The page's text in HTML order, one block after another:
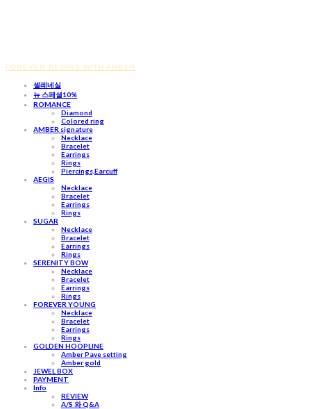
FOREVER BEGINS WITH AMBER
셀레네실
뉴 스페셜10%
ROMANCE
Diamond
Colored ring
AMBER signature
Necklace
Bracelet
Earrings
Rings
Piercings,Earcuff
AEGIS
Necklace
Bracelet
Earrings
Rings
SUGAR
Necklace
Bracelet
Earrings
Rings
SERENITY BOW
Necklace
Bracelet
Earrings
Rings
FOREVER YOUNG
Necklace
Bracelet
Earrings
Rings
GOLDEN HOOPLINE
Amber Pave setting
Amber gold
JEWEL BOX
PAYMENT
Info
REVIEW
A/S 와 Q&A